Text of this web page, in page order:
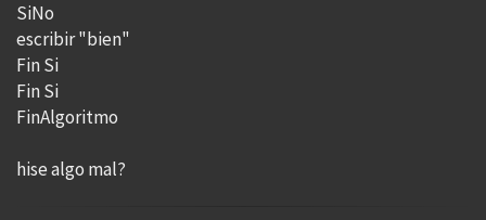
SiNo
escribir "bien"
Fin Si
Fin Si
FinAlgoritmo
hise algo mal?